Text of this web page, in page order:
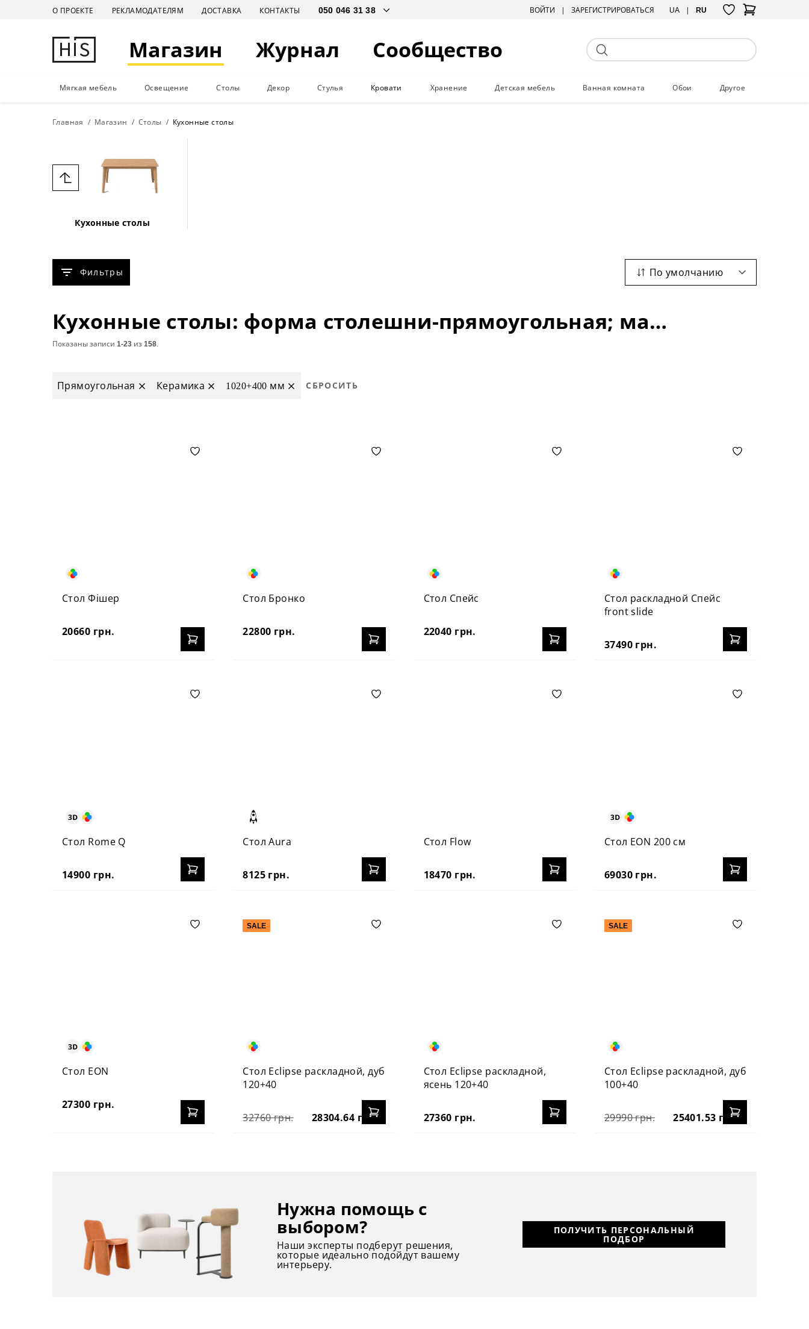
О ПРОЕКТЕ РЕКЛАМОДАТЕЛЯМ ДОСТАВКА КОНТАКТЫ ВОЙТИ ЗАРЕГИСТРИРОВАТЬСЯ UA RU
Магазин Журнал Сообщество
Мягкая мебель Освещение Столы Декор Стулья Кровати Хранение Детская мебель Ванная комната Обои Другое
Главная Магазин Столы Кухонные столы
Кухонные столы
Фильтры По умолчанию
Кухонные столы: форма столешни-прямоугольная; материал -керамика; длина столешни-1020+400 мм;
Показаны записи 1-23 из158.
Прямоугольная Керамика 1020+400 мм СБРОСИТЬ
Стол Фішер
20660 грн.
Стол Бронко
22800 грн.
Стол Спейс
22040 грн.
Стол раскладной Спейс
front slide
37490 грн.
Стол Rome Q
14900 грн.
Стол Aura
8125 грн.
Стол Flow
18470 грн.
Стол EON 200 см
69030 грн.
Стол EON
27300 грн.
SALE
Стол Eclipse раскладной, дуб
120+40
32760 грн. 28304.64 грн.
Стол Eclipse раскладной,
ясень 120+40
27360 грн.
SALE
Стол Eclipse раскладной, дуб
100+40
29990 грн. 25401.53 грн.
Нужна помощь с
выбором?
Наши эксперты подберут решения,
которые идеально подойдут вашему
интерьеру.
ПОЛУЧИТЬ ПЕРСОНАЛЬНЫЙ
ПОДБОР